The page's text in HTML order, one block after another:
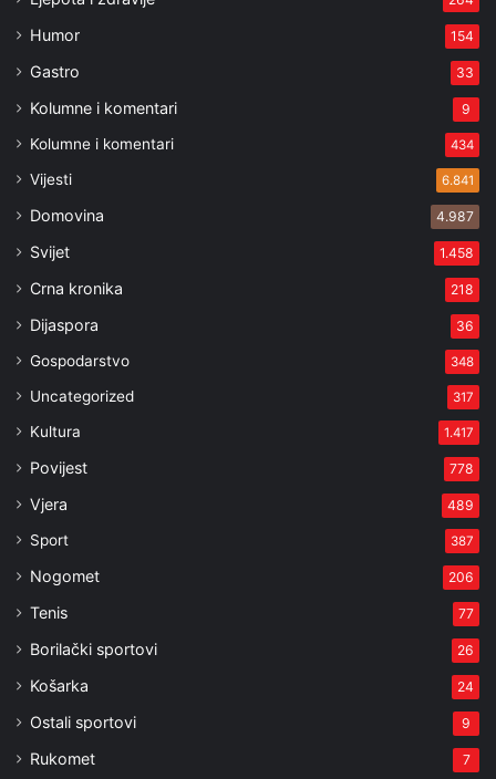
Humor 154
Gastro 33
Kolumne i komentari 9
Kolumne i komentari 434
Vijesti 6.841
Domovina 4.987
Svijet 1.458
Crna kronika 218
Dijaspora 36
Gospodarstvo 348
Uncategorized 317
Kultura 1.417
Povijest 778
Vjera 489
Sport 387
Nogomet 206
Tenis 77
Borilački sportovi 26
Košarka 24
Ostali sportovi 9
Rukomet 7